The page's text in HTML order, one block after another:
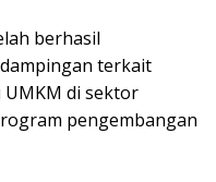
berhasil
terkait
di sektor
pengembangan